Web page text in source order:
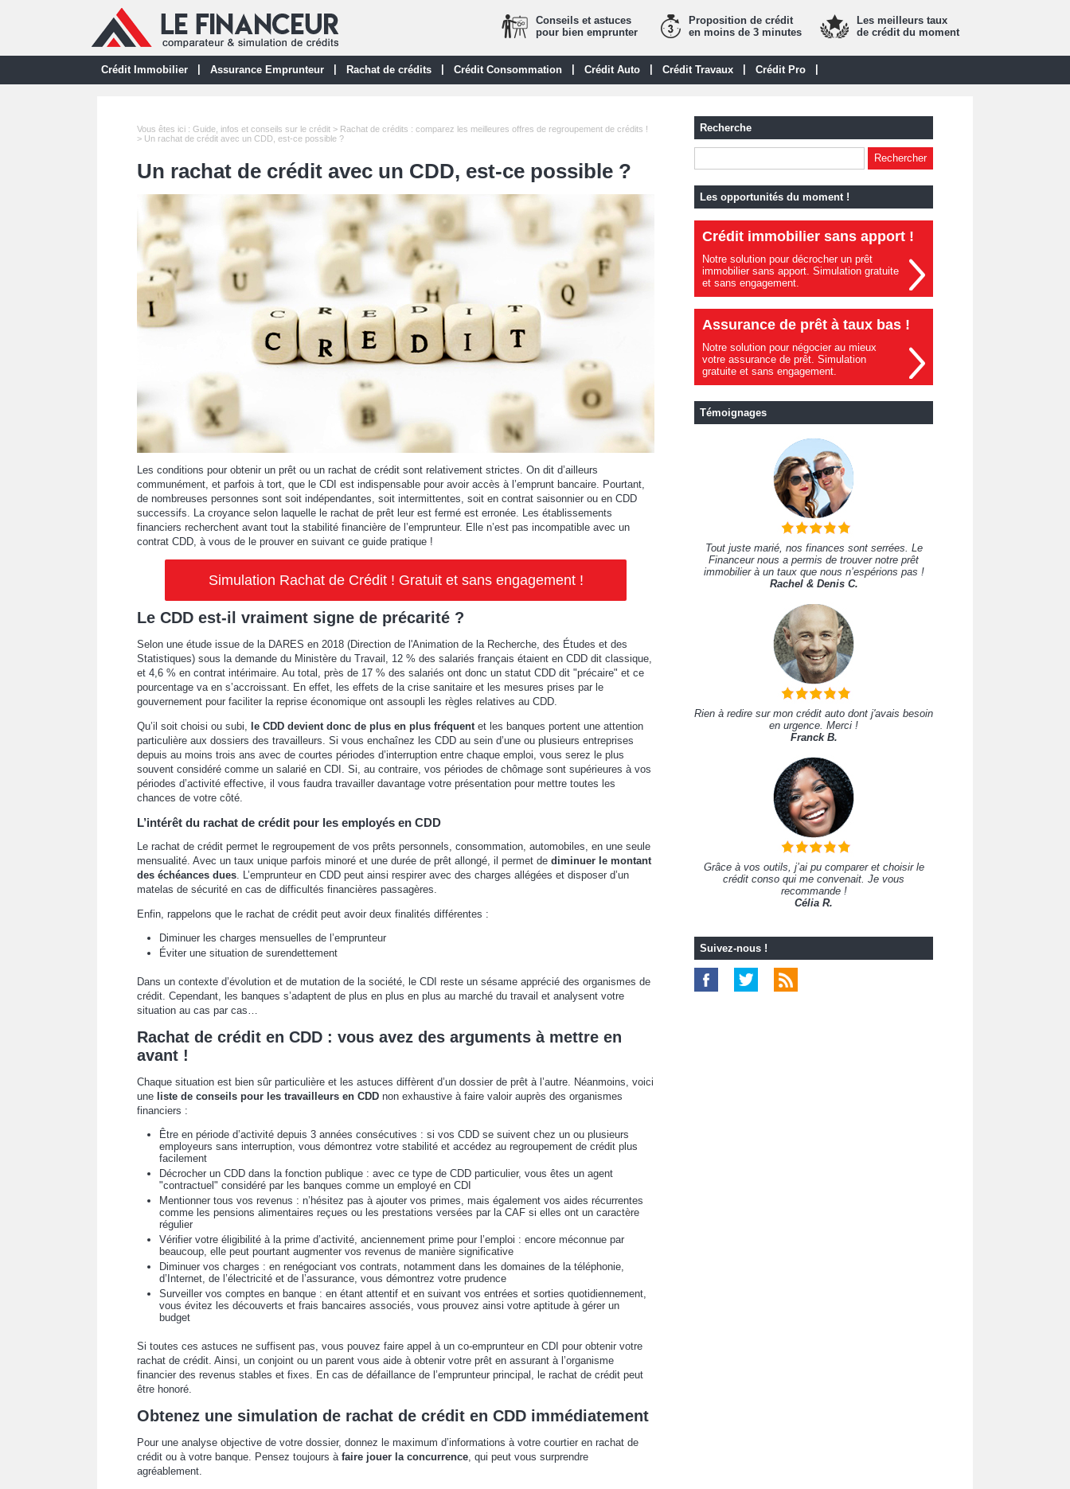
Les meilleurs taux
de crédit du moment
Conseils et astuces
pour bien emprunter
Proposition de crédit
en moins de 3 minutes
Crédit Immobilier Assurance Emprunteur Rachat de crédits Crédit Consommation Crédit Auto Crédit Travaux Crédit Pro
Vous êtes ici : Guide, infos et conseils sur le crédit > Rachat de crédits : comparez les meilleures offres de regroupement de crédits !
> Un rachat de crédit avec un CDD, est-ce possible ?
Un rachat de crédit avec un CDD, est-ce possible ?
Les conditions pour obtenir un prêt ou un rachat de crédit sont relativement strictes. On dit d’ailleurs
communément, et parfois à tort, que le CDI est indispensable pour avoir accès à l’emprunt bancaire. Pourtant,
de nombreuses personnes sont soit indépendantes, soit intermittentes, soit en contrat saisonnier ou en CDD
successifs. La croyance selon laquelle le rachat de prêt leur est fermé est erronée. Les établissements
financiers recherchent avant tout la stabilité financière de l’emprunteur. Elle n’est pas incompatible avec un
contrat CDD, à vous de le prouver en suivant ce guide pratique !
Simulation Rachat de Crédit ! Gratuit et sans engagement !
Le CDD est-il vraiment signe de précarité ?
Selon une étude issue de la DARES en 2018 (Direction de l'Animation de la Recherche, des Études et des
Statistiques) sous la demande du Ministère du Travail, 12 % des salariés français étaient en CDD dit classique,
et 4,6 % en contrat intérimaire. Au total, près de 17 % des salariés ont donc un statut CDD dit "précaire" et ce
pourcentage va en s’accroissant. En effet, les effets de la crise sanitaire et les mesures prises par le
gouvernement pour faciliter la reprise économique ont assoupli les règles relatives au CDD.
Qu’il soit choisi ou subi, le CDD devient donc de plus en plus fréquentet les banques portent une attention
particulière aux dossiers des travailleurs. Si vous enchaînez les CDD au sein d’une ou plusieurs entreprises
depuis au moins trois ans avec de courtes périodes d’interruption entre chaque emploi, vous serez le plus
souvent considéré comme un salarié en CDI. Si, au contraire, vos périodes de chômage sont supérieures à vos
périodes d’activité effective, il vous faudra travailler davantage votre présentation pour mettre toutes les
chances de votre côté.
L’intérêt du rachat de crédit pour les employés en CDD
Le rachat de crédit permet le regroupement de vos prêts personnels, consommation, automobiles, en une seule
mensualité. Avec un taux unique parfois minoré et une durée de prêt allongé, il permet de diminuer le montant
des échéances dues. L’emprunteur en CDD peut ainsi respirer avec des charges allégées et disposer d’un
matelas de sécurité en cas de difficultés financières passagères.
Enfin, rappelons que le rachat de crédit peut avoir deux finalités différentes :
Diminuer les charges mensuelles de l’emprunteur
Éviter une situation de surendettement
Dans un contexte d’évolution et de mutation de la société, le CDI reste un sésame apprécié des organismes de
crédit. Cependant, les banques s’adaptent de plus en plus en plus au marché du travail et analysent votre
situation au cas par cas…
Rachat de crédit en CDD : vous avez des arguments à mettre en
avant !
Chaque situation est bien sûr particulière et les astuces diffèrent d’un dossier de prêt à l’autre. Néanmoins, voici
une liste de conseils pour les travailleurs en CDD non exhaustive à faire valoir auprès des organismes
financiers :
Être en période d’activité depuis 3 années consécutives : si vos CDD se suivent chez un ou plusieurs
employeurs sans interruption, vous démontrez votre stabilité et accédez au regroupement de crédit plus
facilement
Décrocher un CDD dans la fonction publique : avec ce type de CDD particulier, vous êtes un agent
"contractuel" considéré par les banques comme un employé en CDI
Mentionner tous vos revenus : n’hésitez pas à ajouter vos primes, mais également vos aides récurrentes
comme les pensions alimentaires reçues ou les prestations versées par la CAF si elles ont un caractère
régulier
Vérifier votre éligibilité à la prime d’activité, anciennement prime pour l’emploi : encore méconnue par
beaucoup, elle peut pourtant augmenter vos revenus de manière significative
Diminuer vos charges : en renégociant vos contrats, notamment dans les domaines de la téléphonie,
d’Internet, de l’électricité et de l’assurance, vous démontrez votre prudence
Surveiller vos comptes en banque : en étant attentif et en suivant vos entrées et sorties quotidiennement,
vous évitez les découverts et frais bancaires associés, vous prouvez ainsi votre aptitude à gérer un
budget
Si toutes ces astuces ne suffisent pas, vous pouvez faire appel à un co-emprunteur en CDI pour obtenir votre
rachat de crédit. Ainsi, un conjoint ou un parent vous aide à obtenir votre prêt en assurant à l’organisme
financier des revenus stables et fixes. En cas de défaillance de l’emprunteur principal, le rachat de crédit peut
être honoré.
Obtenez une simulation de rachat de crédit en CDD immédiatement
Pour une analyse objective de votre dossier, donnez le maximum d’informations à votre courtier en rachat de
crédit ou à votre banque. Pensez toujours à faire jouer la concurrence, qui peut vous surprendre
agréablement.
Recherche
Les opportunités du moment !
Crédit immobilier sans apport !
Notre solution pour décrocher un prêt
immobilier sans apport. Simulation gratuite
et sans engagement.
Assurance de prêt à taux bas !
Notre solution pour négocier au mieux
votre assurance de prêt. Simulation
gratuite et sans engagement.
Témoignages
Tout juste marié, nos finances sont serrées. Le
Financeur nous a permis de trouver notre prêt
immobilier à un taux que nous n’espérions pas !
Rachel & Denis C.
Rien à redire sur mon crédit auto dont j'avais besoin
en urgence. Merci !
Franck B.
Grâce à vos outils, j’ai pu comparer et choisir le
crédit conso qui me convenait. Je vous
recommande !
Célia R.
Suivez-nous !